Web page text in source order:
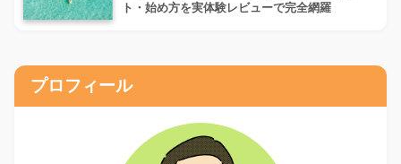
ト・始め方を実体験レビューで完全網羅
プロフィール